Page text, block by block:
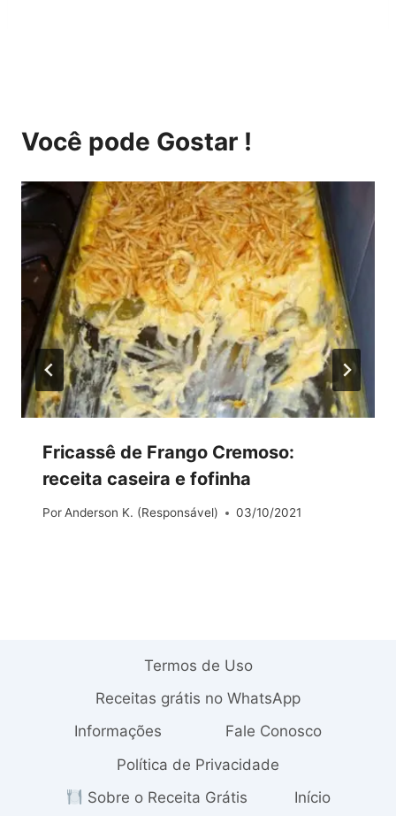
Você pode Gostar !
Fricassê de Frango Cremoso:
receita caseira e fofinha
PorAnderson K. (Responsável) 03/10/2021
Termos de Uso
Receitas grátis no WhatsApp
Informações
Fale Conosco
Política de Privacidade
Sobre o Receita Grátis
Início